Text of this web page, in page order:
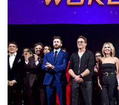
IT Times
生成式AI與雲端應用
Enterprise Digital Transformation
特集